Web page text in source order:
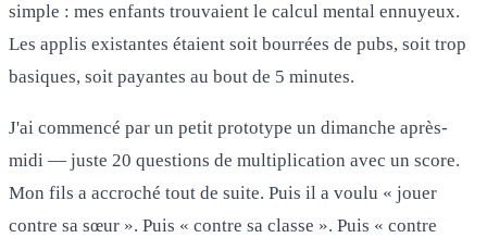
simple : mes enfants trouvaient le calcul mental ennuyeux.
Les applis existantes étaient soit bourrées de pubs, soit trop
basiques, soit payantes au bout de 5 minutes.
J'ai commencé par un petit prototype un dimanche après-
midi — juste 20 questions de multiplication avec un score.
Mon fils a accroché tout de suite. Puis il a voulu « jouer
contre sa sœur ». Puis « contre sa classe ». Puis « contre